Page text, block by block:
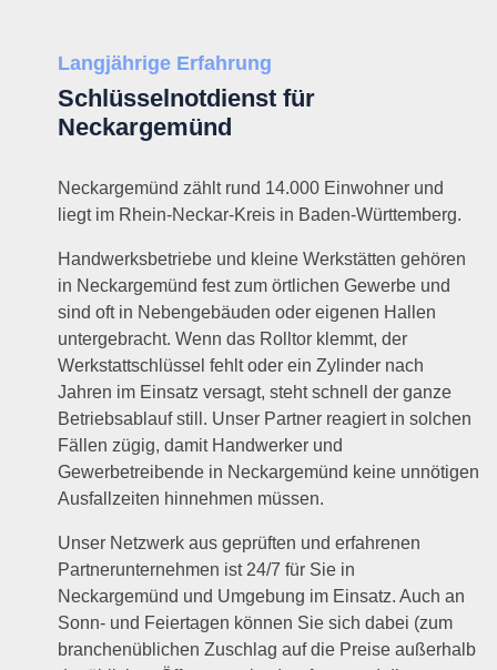
Langjährige Erfahrung
Schlüsselnotdienst für
Neckargemünd
Neckargemünd zählt rund 14.000 Einwohner und
liegt im Rhein-Neckar-Kreis in Baden-Württemberg.
Handwerksbetriebe und kleine Werkstätten gehören
in Neckargemünd fest zum örtlichen Gewerbe und
sind oft in Nebengebäuden oder eigenen Hallen
untergebracht. Wenn das Rolltor klemmt, der
Werkstattschlüssel fehlt oder ein Zylinder nach
Jahren im Einsatz versagt, steht schnell der ganze
Betriebsablauf still. Unser Partner reagiert in solchen
Fällen zügig, damit Handwerker und
Gewerbetreibende in Neckargemünd keine unnötigen
Ausfallzeiten hinnehmen müssen.
Unser Netzwerk aus geprüften und erfahrenen
Partnerunternehmen ist 24/7 für Sie in
Neckargemünd und Umgebung im Einsatz. Auch an
Sonn- und Feiertagen können Sie sich dabei (zum
branchenüblichen Zuschlag auf die Preise außerhalb